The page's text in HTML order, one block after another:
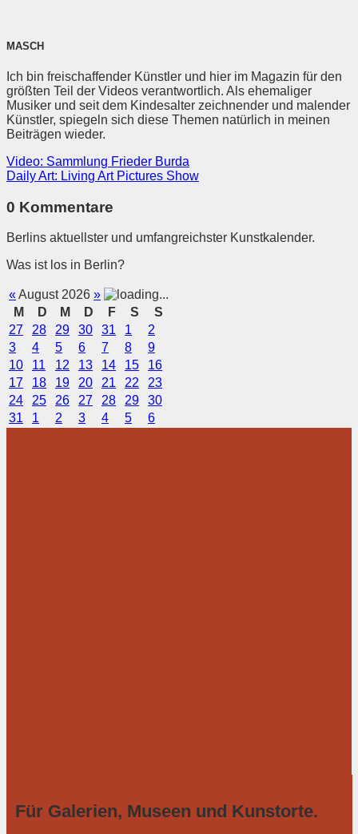
MASCH
Ich bin freischaffender Künstler und hier im Magazin für den
größten Teil der Videos verantwortlich. Als ehemaliger
Musiker und seit dem Kindesalter zeichnender und malender
Künstler, spiegeln sich diese Themen natürlich in meinen
Beiträgen wieder.
Video: Sammlung Frieder Burda
Daily Art: Living Art Pictures Show
0 Kommentare
Berlins aktuellster und umfangreichster Kunstkalender.
Was ist los in Berlin?
«August 2026 »
M
D M D F S
S
27
28 29 30 31 1
2
3
4 5 6 7 8
9
10
11 12 13 14 15
16
17
18 19 20 21 22
23
24
25 26 27 28 29
30
31
1 2 3 4 5 6
Für Galerien, Museen und Kunstorte.